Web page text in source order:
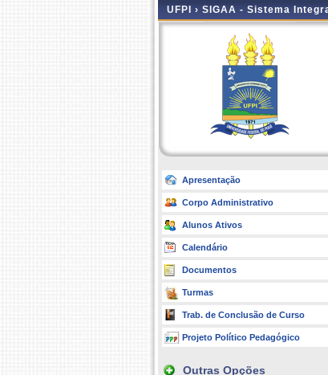
UFPI › SIGAA - Sistema
Apresentação
Corpo Administrativo
Alunos Ativos
Calendário
Documentos
Turmas
Trab. de Conclusão de Curso
Projeto Político Pedagógico
Outras Opções